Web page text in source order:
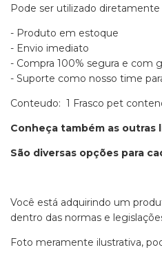
Pode ser utilizado diretamente
- Produto em estoque
- Envio imediato
- Compra 100% segura e com
- Suporte como nosso time
Conteudo: 1 Frasco pet
Conheça também as outras
São diversas opções para
Você está adquirindo um
dentro das normas e
Foto meramente ilustrativa,